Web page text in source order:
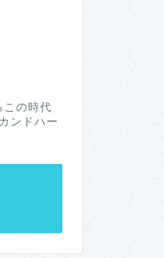
この時代
ンドハー